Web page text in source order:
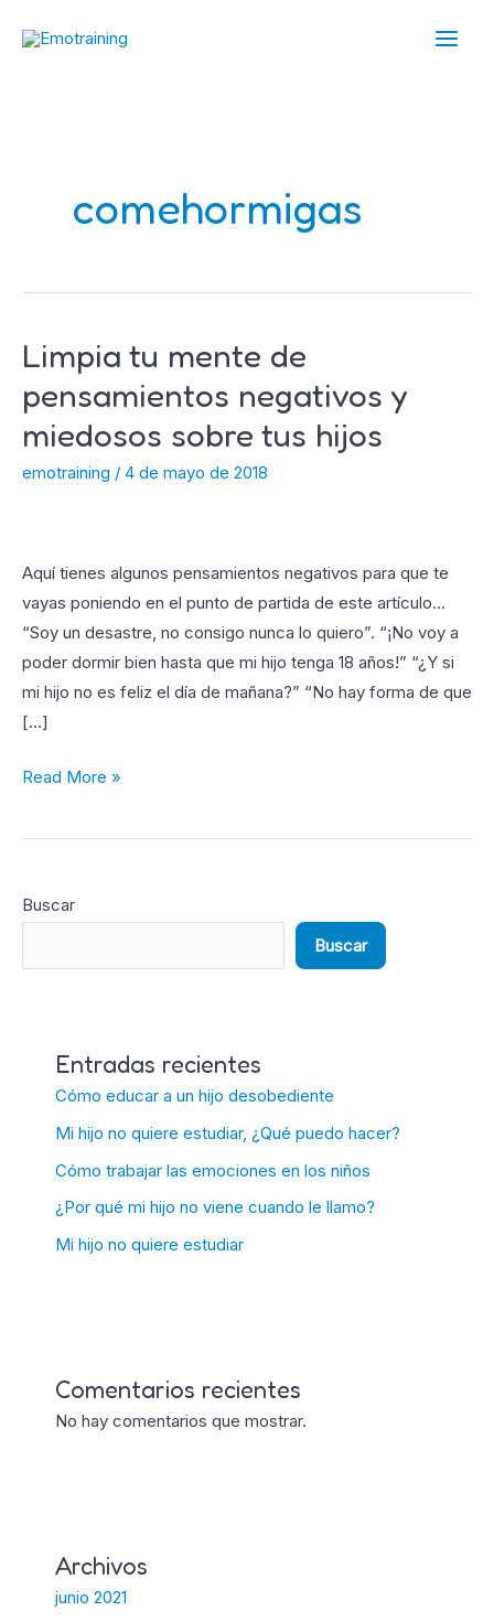
comehormigas
Limpia tu mente de
pensamientos negativos y
miedosos sobre tus hijos
emotraining / 4 de mayo de 2018
Aquí tienes algunos pensamientos negativos para que te
vayas poniendo en el punto de partida de este artículo…
“Soy un desastre, no consigo nunca lo quiero”. “¡No voy a
poder dormir bien hasta que mi hijo tenga 18 años!” “¿Y si
mi hijo no es feliz el día de mañana?” “No hay forma de que
[…]
Limpia
mente
de
pensamientos
sobre
tus
hijos
Read More »
Buscar
Buscar
Entradas recientes
Cómo educar a un hijo desobediente
Mi hijo no quiere estudiar, ¿Qué puedo hacer?
Cómo trabajar las emociones en los niños
¿Por qué mi hijo no viene cuando le llamo?
Mi hijo no quiere estudiar
Comentarios recientes
No hay comentarios que mostrar.
Archivos
junio 2021